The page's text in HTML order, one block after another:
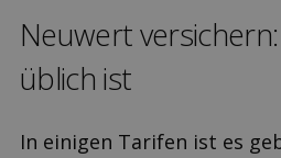
Neuwert
üblich ist
In einigen Tarifen ist es